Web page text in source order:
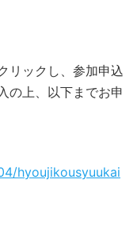
リックし、参加申込
の上、以下までお申
hyoujikousyuukai